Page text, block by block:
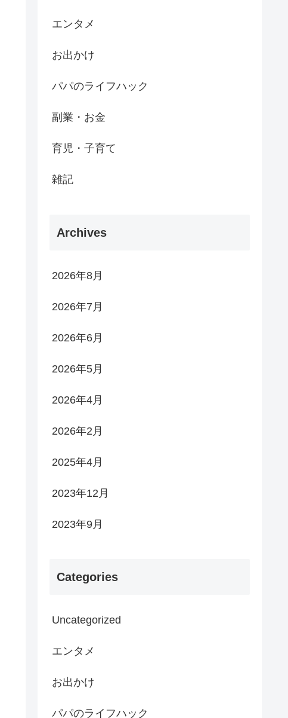
エンタメ
お出かけ
パパのライフハック
副業・お金
育児・子育て
雑記
Archives
2026年8月
2026年7月
2026年6月
2026年5月
2026年4月
2026年2月
2025年4月
2023年12月
2023年9月
Categories
Uncategorized
エンタメ
お出かけ
パパのライフハック